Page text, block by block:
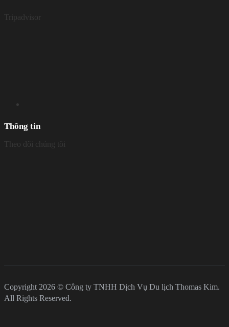
Tripadvisor
Thông tin
Theo dõi chúng tôi
Copyright 2026 © Công ty TNHH Dịch Vụ Du lịch Thomas Kim.
All Rights Reserved.